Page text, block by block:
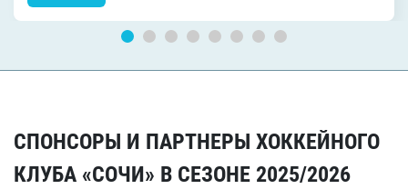
СПОНСОРЫ И ПАРТНЕРЫ ХОККЕЙНОГО
КЛУБА «СОЧИ» В СЕЗОНЕ 2025/2026